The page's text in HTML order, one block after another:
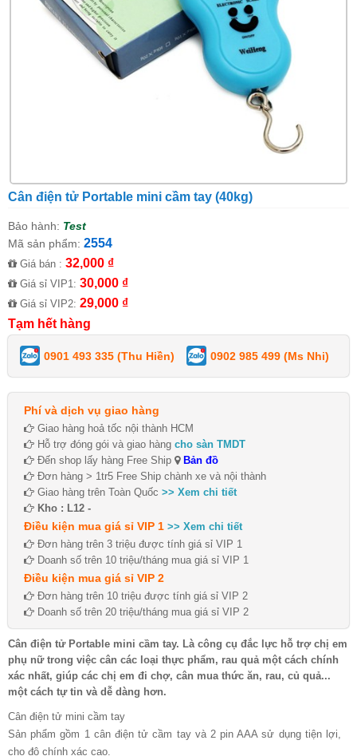
Cân điện tử Portable mini cầm tay (40kg)
Bảo hành: Test
Mã sản phẩm: 2554
Giá bán : 32,000 ₫
Giá sỉ VIP1: 30,000 ₫
Giá sỉ VIP2: 29,000 ₫
Tạm hết hàng
0901 493 335 (Thu Hiền) 0902 985 499 (Ms Nhi)
Phí và dịch vụ giao hàng
Giao hàng hoả tốc nội thành HCM
Hỗ trợ đóng gói và giao hàng cho sàn TMDT
Đến shop lấy hàng Free Ship
Bản đồ
Đơn hàng > 1tr5 Free Ship chành xe và nội thành
Giao hàng trên Toàn Quốc >> Xem chi tiết
Kho : L12 -
Điều kiện mua giá sỉ VIP 1 >> Xem chi tiết
Đơn hàng trên 3 triệu được tính giá sỉ VIP 1
Doanh số trên 10 triệu/tháng mua giá sỉ VIP 1
Điều kiện mua giá sỉ VIP 2
Đơn hàng trên 10 triệu được tính giá sỉ VIP 2
Doanh số trên 20 triệu/tháng mua giá sỉ VIP 2
Cân điện tử Portable mini cầm tay. Là công cụ đắc lực hỗ trợ chị em
phụ nữ trong việc cân các loại thực phẩm, rau quả một cách chính
xác nhất, giúp các chị em đi chợ, cân mua thức ăn, rau, củ quả...
một cách tự tin và dễ dàng hơn.
Cân điện tử mini cầm tay
Sản phẩm gồm 1 cân điện tử cầm tay và 2 pin AAA sử dụng tiện lợi,
cho độ chính xác cao.